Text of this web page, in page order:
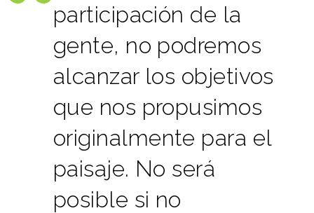
participación de la
gente, no podremos
alcanzar los objetivos
que nos propusimos
originalmente para el
paisaje. No será
posible si no